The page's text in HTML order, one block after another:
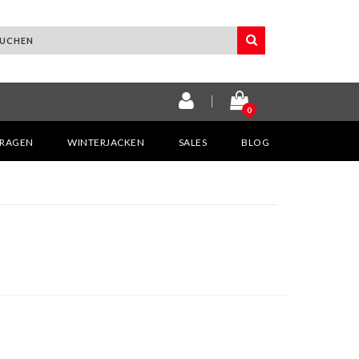
0
WINTERJACKEN SALES BLOG